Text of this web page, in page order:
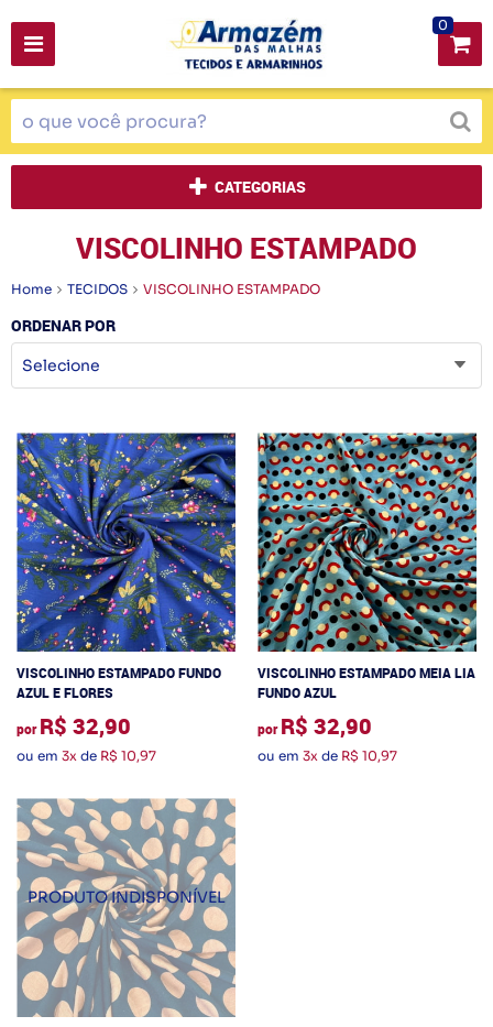
0
CATEGORIAS
VISCOLINHO ESTAMPADO
Home TECIDOS VISCOLINHO ESTAMPADO
ORDENAR POR
Selecione
VISCOLINHO ESTAMPADO FUNDO
AZUL E FLORES
por R$ 32,90
ou em 3x de R$ 10,97
VISCOLINHO ESTAMPADO MEIA LIA
FUNDO AZUL
por R$ 32,90
ou em 3x de R$ 10,97